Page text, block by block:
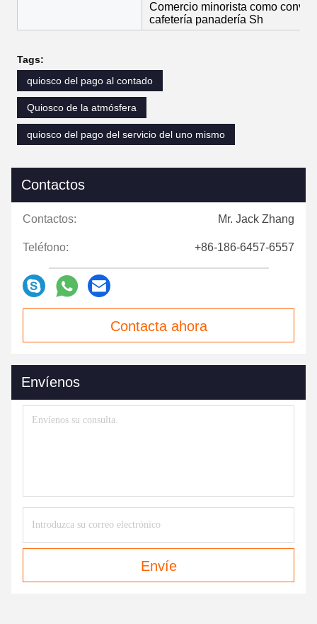
Comercio minorista como
cafetería panadería Sh
Tags:
quiosco del pago al contado
Quiosco de la atmósfera
quiosco del pago del servicio del uno mismo
Contactos
Contactos: Mr. Jack Zhang
Teléfono: +86-186-6457-6557
Contacta ahora
Envíenos
Envíe